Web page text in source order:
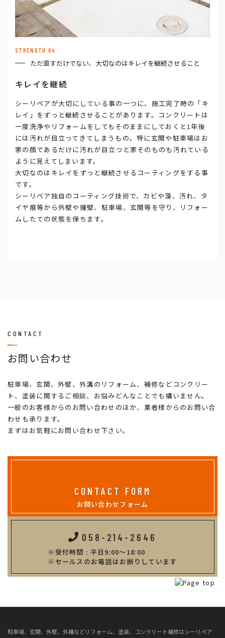
STRENGTH 04
ただ直すだけでない、大切なのはキレイを継続させること
キレイを継続
シーリペアが大切にしている事の一つに、施工完了時の「キ
レイ」をずっと継続させることがあります。コンクリートは
一度洗浄やリフォームをしてもそのままにしておくと1年後
には汚れが目立ってきてしまうもの。特に玄関や駐車場はお
家の顔であるだけに汚れが目立つと家そのものも汚れている
ように見えてしまいます。
大切なのはキレイをずっと継続させるコーティングをする事
です。
シーリペア独自のコーティング技術で、カビや藻、汚れ、タ
イヤ痕等から外壁や擁壁、駐車場、玄関等を守り、リフォー
ムしたての状態を保ちます。
CONTACT
お問い合わせ
駐車場、玄関、外壁、外溝のリフォーム、補修などコンクリー
ト、塗装に関するご相談、お悩みどんなことでも構いません。
一般のお客様からのお問い合わせのほか、業者様からのお問い合
わせも承ります。
まずはお気軽にお問い合わせ下さい。
CONTACT FORM
お問い合わせフォーム
058-214-2646
受付時間 : 平日9:00～18:00
セールスのお電話はお断りしています
駐車場、玄関、外壁、外構などリフォーム、塗装、コンクリート補修はシーリペア